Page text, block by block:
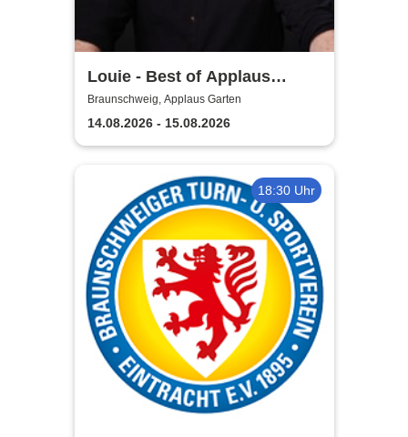
Louie - Best of Applaus
Garten
Braunschweig, Applaus Garten
14.08.2026 - 15.08.2026
18:30 Uhr